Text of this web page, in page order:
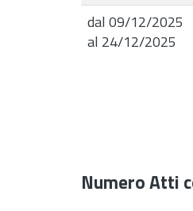
dal 09/12/2025
al 24/12/2025
Numero Atti